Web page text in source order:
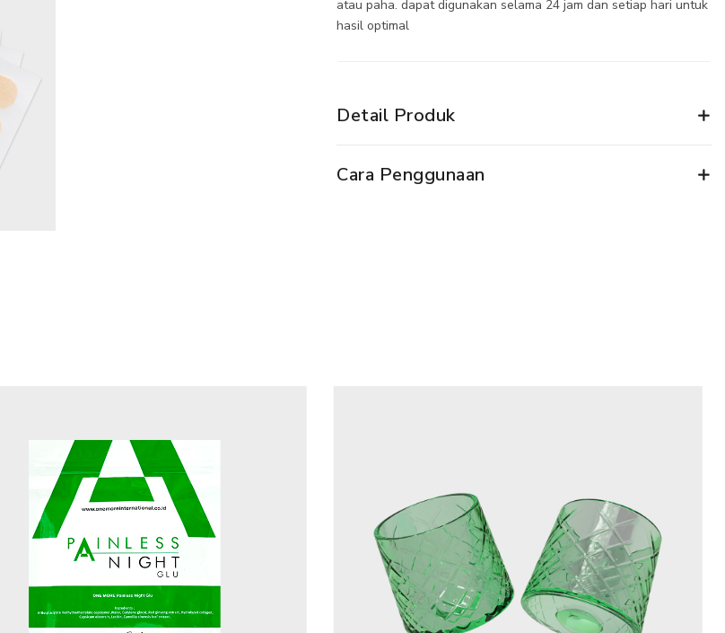
atau paha. dapat digunakan selama 24 jam dan setiap hari untuk
hasil optimal
Detail Produk
Cara Penggunaan